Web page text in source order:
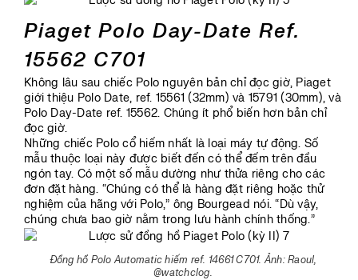
Piaget Polo Day-Date Ref.
15562 C701
Không lâu sau chiếc Polo nguyên bản chỉ đọc giờ, Piaget
giới thiệu Polo Date, ref. 15561 (32mm) và 15791 (30mm), và
Polo Day-Date ref. 15562. Chúng ít phổ biến hơn bản chỉ
đọc giờ.
Những chiếc Polo cổ hiếm nhất là loại máy tự động. Số
mẫu thuộc loại này được biết đến có thể đếm trên đầu
ngón tay. Có một số mẫu dường như thửa riêng cho các
đơn đặt hàng. “Chúng có thể là hàng đặt riêng hoặc thử
nghiệm của hãng với Polo,” ông Bourgead nói. “Dù vậy,
chúng chưa bao giờ nằm trong lưu hành chính thống.”
Đồng hồ Polo Automatic hiếm ref. 14661 C701. Ảnh: Raoul,
@watchclog.